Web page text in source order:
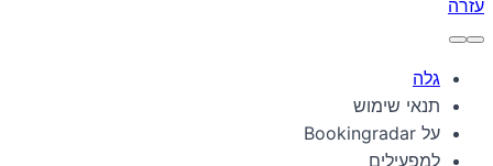
עזרה
גלה
תנאי שימוש
על Bookingradar
למפעילים